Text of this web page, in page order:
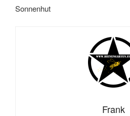
Sonnenhut
Frank